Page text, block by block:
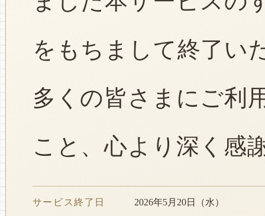
をもちまして終了い
多くの皆さまにご利
こと、心より深く感
サービス終了日 2026年5月20日（水）